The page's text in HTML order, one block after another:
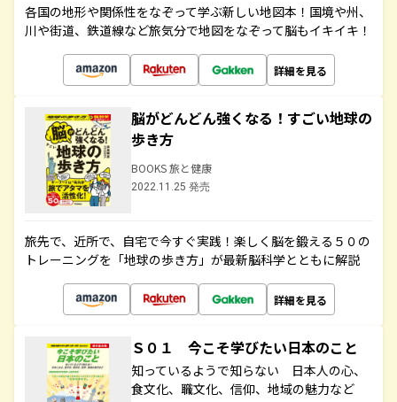
各国の地形や関係性をなぞって学ぶ新しい地図本！国境や州、
川や街道、鉄道線など旅気分で地図をなぞって脳もイキイキ！
詳細を見る
脳がどんどん強くなる！すごい地球の
歩き方
BOOKS 旅と健康
2022.11.25 発売
旅先で、近所で、自宅で今すぐ実践！楽しく脳を鍛える５０の
トレーニングを「地球の歩き方」が最新脳科学とともに解説
詳細を見る
Ｓ０１ 今こそ学びたい日本のこと
知っているようで知らない 日本人の心、
食文化、職文化、信仰、地域の魅力など